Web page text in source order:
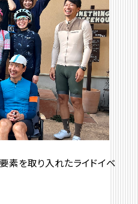
素を取り入れたライドイベ